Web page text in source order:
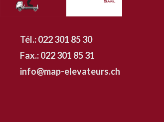
Tél.: 022 301 85 30
Fax.: 022 301 85 31
info@map-elevateurs.ch